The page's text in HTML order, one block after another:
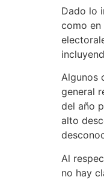
Dado lo
como en
Algunos
general
del año
alto
Al
no hay